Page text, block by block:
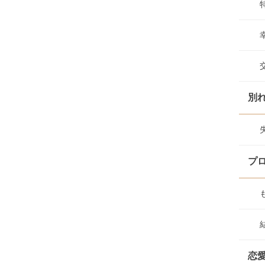
別
プ
恋